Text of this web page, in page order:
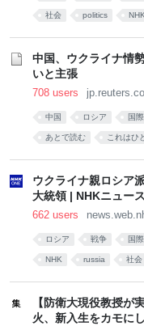
社会 politics NHK
中国、ウクライナ情
いと主張
708 users
中国 ロシア 国際
あとで読む これはひ
ウクライナ親ロシア
大統領 | NHKニュース
662 users
ロシア 戦争 国際
NHK russia 社会
【防衛大現役教授が
火、新入生をカモに